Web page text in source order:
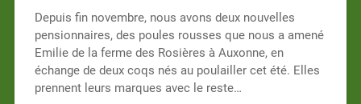
Depuis fin novembre, nous avons deux nouvelles
pensionnaires, des poules rousses que nous a amené
Emilie de la ferme des Rosières à Auxonne, en
échange de deux coqs nés au poulailler cet été. Elles
prennent leurs marques avec le reste…